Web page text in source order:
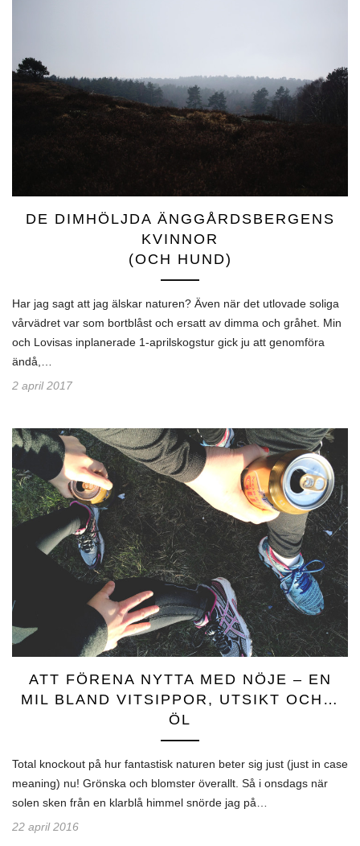
DE DIMHÖLJDA ÄNGGÅRDSBERGENS
KVINNOR
(OCH HUND)
Har jag sagt att jag älskar naturen? Även när det utlovade soliga
vårvädret var som bortblåst och ersatt av dimma och gråhet. Min
och Lovisas inplanerade 1-aprilskogstur gick ju att genomföra
ändå,…
2 april 2017
ATT FÖRENA NYTTA MED NÖJE – EN
MIL BLAND VITSIPPOR, UTSIKT OCH…
ÖL
Total knockout på hur fantastisk naturen beter sig just (just in case
meaning) nu! Grönska och blomster överallt. Så i onsdags när
solen sken från en klarblå himmel snörde jag på…
22 april 2016